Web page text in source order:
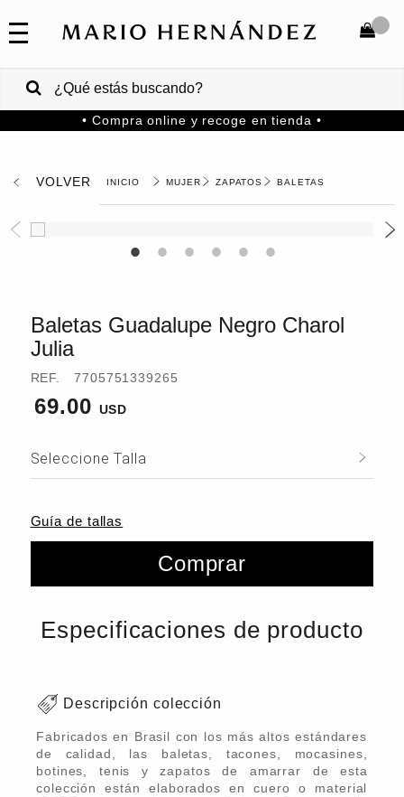
COLECCIONES
VENTAS
CORPORATIVAS
COMPRAR
• Compra online y recoge en tienda •
VOLVER MUJER ZAPATOS BALETAS
Baletas Guadalupe Negro Charol
Julia
REF. 7705751339265
69.00
Seleccione Talla
Guía de tallas
Comprar
Especificaciones de producto
Descripción colección
Fabricados en Brasil con los más altos estándares
de calidad, las baletas, tacones, mocasines,
botines, tenis y zapatos de amarrar de esta
colección están elaborados en cuero o material